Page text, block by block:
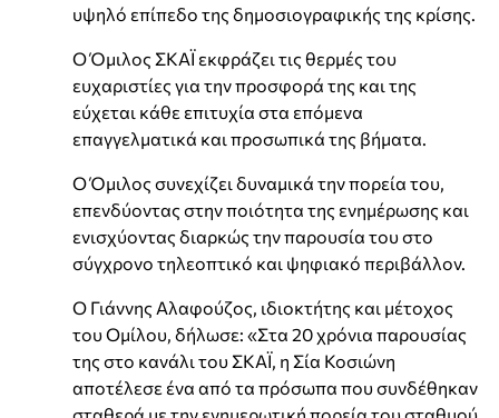
υψηλό επίπεδο της δημοσιογραφικής της κρίσης.
Ο Όμιλος ΣΚΑΪ εκφράζει τις θερμές του
ευχαριστίες για την προσφορά της και της
εύχεται κάθε επιτυχία στα επόμενα
επαγγελματικά και προσωπικά της βήματα.
Ο Όμιλος συνεχίζει δυναμικά την πορεία του,
επενδύοντας στην ποιότητα της ενημέρωσης και
ενισχύοντας διαρκώς την παρουσία του στο
σύγχρονο τηλεοπτικό και ψηφιακό περιβάλλον.
Ο Γιάννης Αλαφούζος, ιδιοκτήτης και μέτοχος
του Ομίλου, δήλωσε: «Στα 20 χρόνια παρουσίας
της στο κανάλι του ΣΚΑΪ, η Σία Κοσιώνη
αποτέλεσε ένα από τα πρόσωπα που συνδέθηκαν